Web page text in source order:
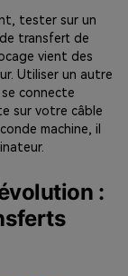
tester sur un
transfert de
vient des
Utiliser un autre
connecte
sur votre câble
machine, il
: